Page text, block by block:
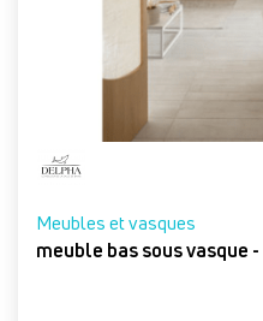
Meubles et vasques